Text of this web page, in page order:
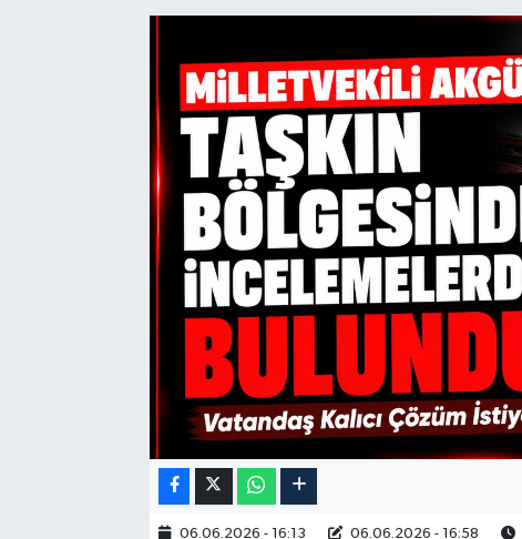
06.06.2026 - 16:13 06.06.2026 - 16:58